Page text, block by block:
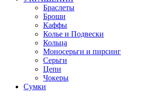
Браслеты
Броши
Каффы
Колье и Подвески
Кольца
Моносерьги и пирсинг
Серьги
Цепи
Чокеры
Сумки